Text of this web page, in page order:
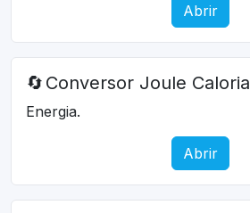
Abrir
🔄 Conversor Joule Caloria
Energia.
Abrir